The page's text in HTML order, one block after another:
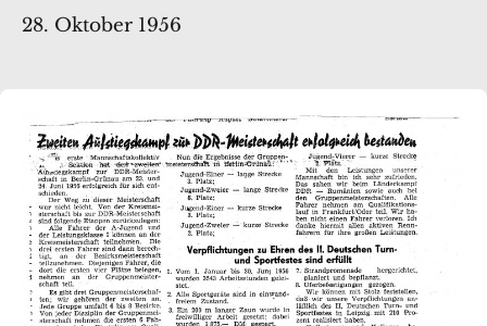
28. Oktober 1956